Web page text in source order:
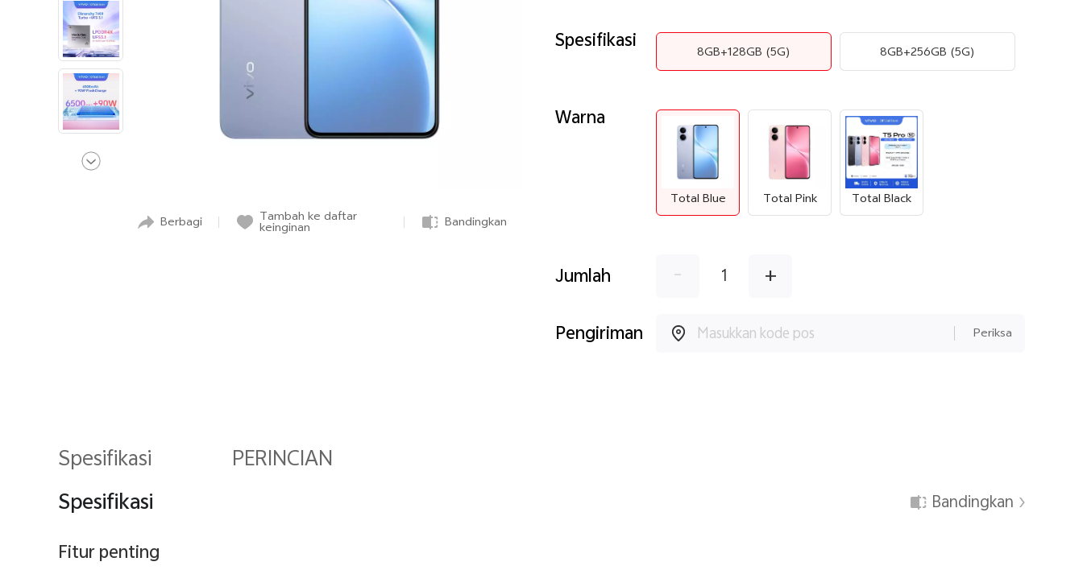
Berbagi
Tambah ke daftar
keinginan
Bandingkan
Spesifikasi
8GB+128GB (5G) 8GB+256GB (5G)
Warna
Total Blue Total Pink Total Black
Jumlah - 1 +
Pengiriman Periksa
Spesifikasi PERINCIAN
Spesifikasi Bandingkan
Fitur penting